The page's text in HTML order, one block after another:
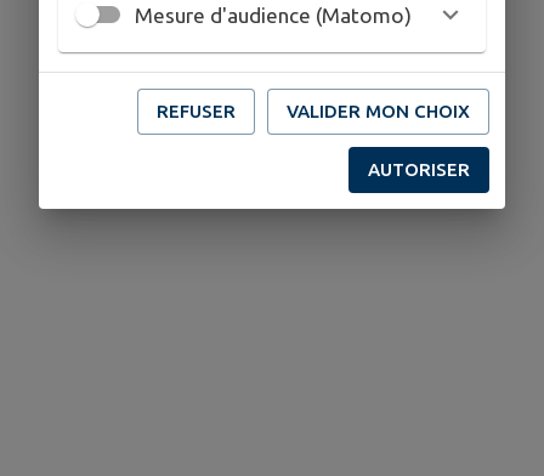
Mesure d'audience (Matomo)
REFUSER VALIDER MON CHOIX
AUTORISER